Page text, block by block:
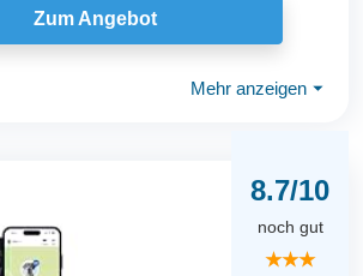
Zum Angebot
Mehr anzeigen ⏷
8.7/10
noch gut
★★★